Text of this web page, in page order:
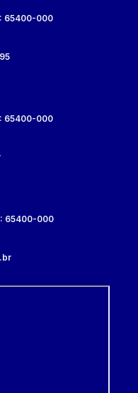
65400-000
65400-000
65400-000